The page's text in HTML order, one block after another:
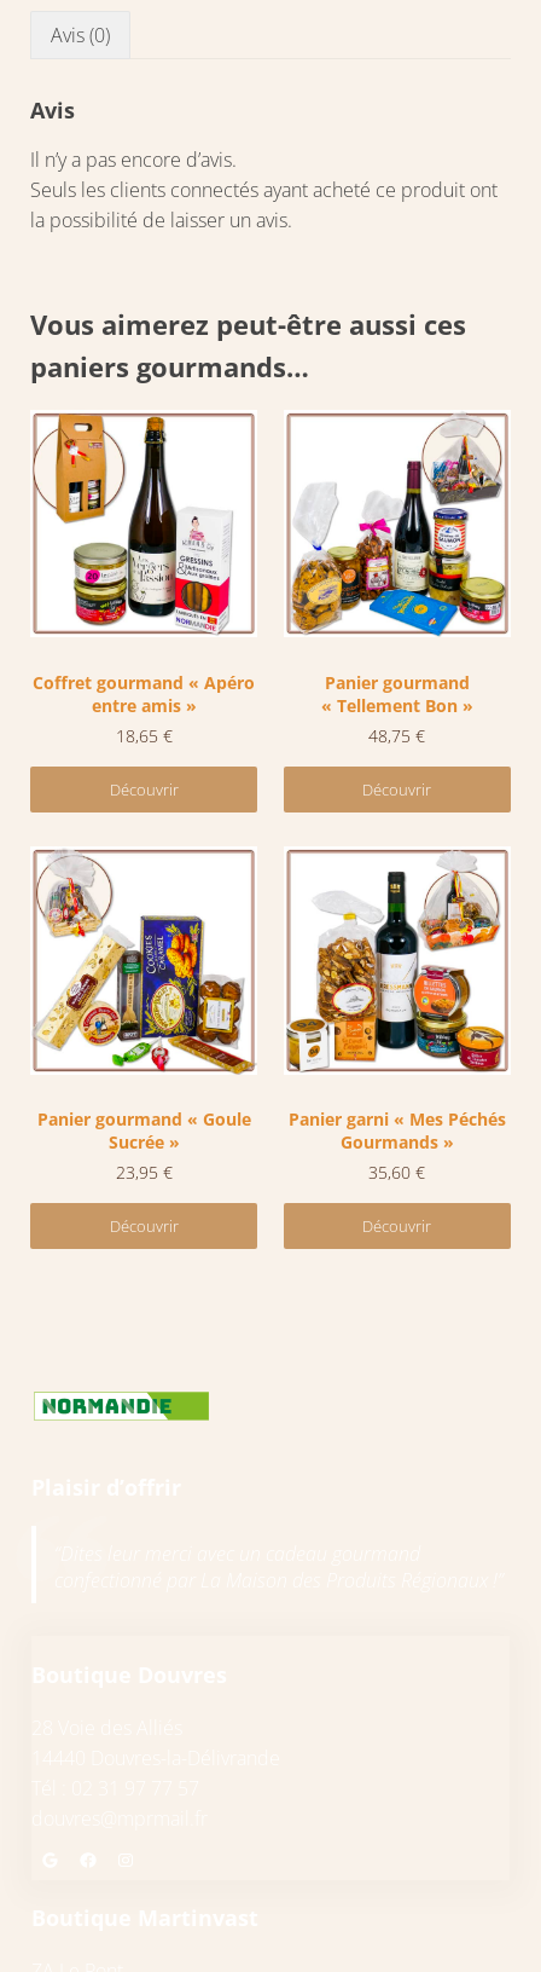
Avis (0)
Avis
Il n’y a pas encore d’avis.
Seuls les clients connectés ayant acheté ce produit ont
la possibilité de laisser un avis.
Vous aimerez peut-être aussi ces
paniers gourmands…
Coffret gourmand « Apéro
entre amis »
18,65 €
Découvrir
Panier gourmand
« Tellement Bon »
48,75€
Découvrir
Panier gourmand « Goule
Sucrée »
23,95 €
Découvrir
Panier garni « Mes Péchés
Gourmands »
35,60€
Découvrir